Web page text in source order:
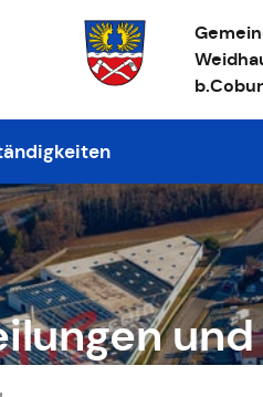
Zur Startseite